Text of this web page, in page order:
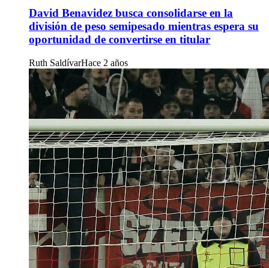
David Benavidez busca consolidarse en la
división de peso semipesado mientras espera su
oportunidad de convertirse en titular
Ruth SaldívarHace 2 años